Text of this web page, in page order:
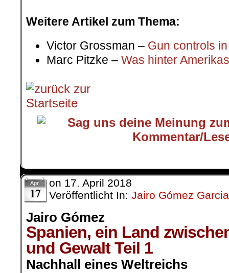
Weitere Artikel zum Thema:
Victor Grossman – Gun controls
Marc Pitzke – Was hinter
Apr.
17
on 17. April 2018
Veröffentlicht In: Jairo Gómez Garcia
Jairo Gómez
Spanien, ein Land
und Gewalt Teil 1
Nachhall eines Weltreichs